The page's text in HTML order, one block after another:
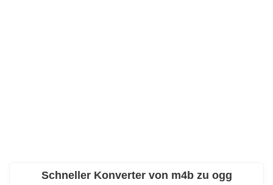
Schneller Konverter von m4b zu ogg